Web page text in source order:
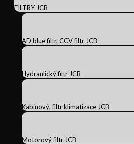
FILTRY JCB
AD blue filtr, CCV filtr JCB
Hydraulický filtr JCB
Kabinový, filtr klimatizace JCB
Motorový filtr JCB